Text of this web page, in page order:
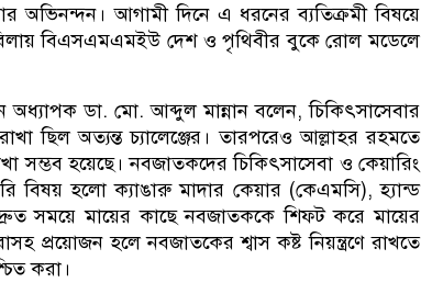
অভিনন্দন। আগামী দিনে এ ধরনের ব্যতিক্রমী বিষয়ে
বিএসএমএমইউ দেশ ও পৃথিবীর বুকে রোল মডেলে
অধ্যাপক ডা. মো. আব্দুল মান্নান বলেন, চিকিৎসাসেবার
ছিল অত্যন্ত চ্যালেঞ্জের। তারপরেও আল্লাহর রহমতে
সম্ভব হয়েছে। নবজাতকদের চিকিৎসাসেবা ও কেয়ারিং
বিষয় হলো ক্যাঙারু মাদার কেয়ার (কেএমসি), হ্যান্ড
সময়ে মায়ের কাছে নবজাতককে শিফট করে মায়ের
প্রয়োজন হলে নবজাতকের শ্বাস কষ্ট নিয়ন্ত্রণে রাখতে
করা।